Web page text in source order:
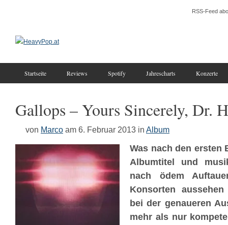
RSS-Feed
Startseite Reviews Spotify Jahrescharts Konzerte
Gallops – Yours Sincerely, Dr.
von Marco am 6. Februar 2013 in Album
Was nach den ersten
Albumtitel und
nach ödem
Konsorten
bei der genaueren
mehr als nur